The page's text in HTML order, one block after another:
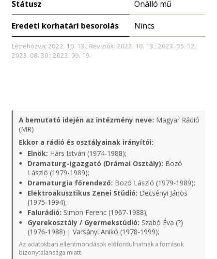
Státusz Önálló mű
Eredeti korhatári besorolás Nincs
Létrehozva: 2022. 10. 13.; Revíziók: 2022. 10. 13.; 2023. 05. 12.;
2023. 08. 30.; 2023. 09. 19.
A bemutató idején az intézmény neve: Magyar Rádió
(MR)
Ekkor a rádió és osztályainak irányítói:
Elnök: Hárs István (1974-1988);
Dramaturg-igazgató (Drámai Osztály): Bozó
László (1979-1989);
Dramaturgia főrendező: Bozó László (1979-1989);
Elektroakusztikus Zenei Stúdió: Decsényi János
(1975-1994);
Falurádió: Simon Ferenc (1967-1988);
Gyerekosztály / Gyermekstúdió: Szabó Éva (?)
(1976-1988) | Varsányi Anikó (1978-1999);
Az adatokban ellentmondások előfordulhatnak a források
bizonytalansága miatt.